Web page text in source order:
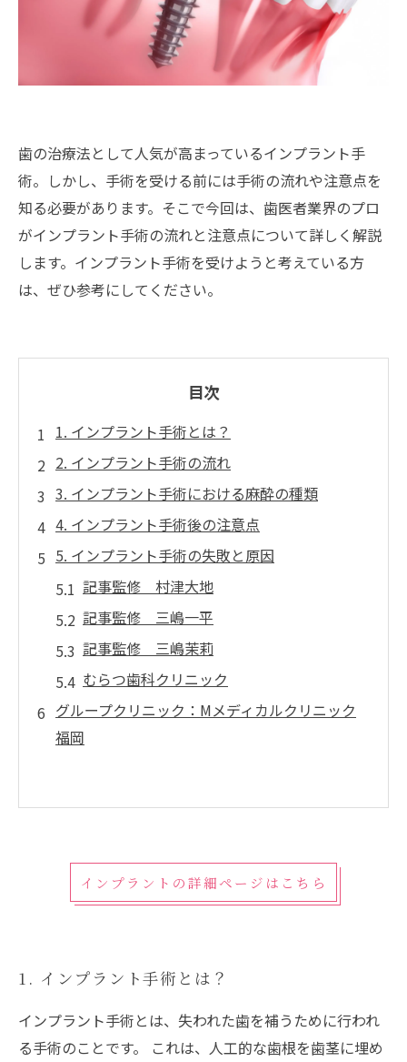
歯の治療法として人気が高まっているインプラント手
術。しかし、手術を受ける前には手術の流れや注意点を
知る必要があります。そこで今回は、歯医者業界のプロ
がインプラント手術の流れと注意点について詳しく解説
します。インプラント手術を受けようと考えている方
は、ぜひ参考にしてください。
目次
1. インプラント手術とは？
2. インプラント手術の流れ
3. インプラント手術における麻酔の種類
4. インプラント手術後の注意点
5. インプラント手術の失敗と原因
記事監修 村津大地
記事監修 三嶋一平
記事監修 三嶋茉莉
むらつ歯科クリニック
グループクリニック：Mメディカルクリニック
福岡
インプラントの詳細ページはこちら
1. インプラント手術とは？
インプラント手術とは、失われた歯を補うために行われ
る手術のことです。 これは、人工的な歯根を歯茎に埋め